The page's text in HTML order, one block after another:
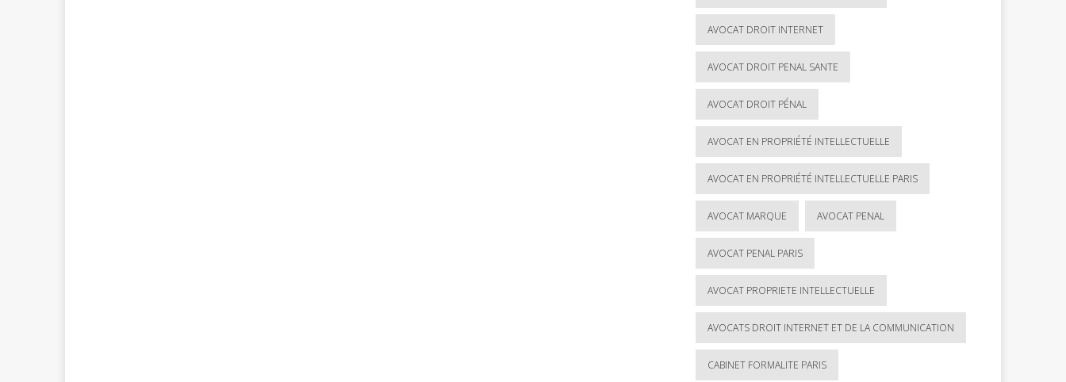
AVOCAT DROIT INTERNET
AVOCAT DROIT PENAL SANTE
AVOCAT DROIT PÉNAL
AVOCAT EN PROPRIÉTÉ INTELLECTUELLE
AVOCAT EN PROPRIÉTÉ INTELLECTUELLE PARIS
AVOCAT MARQUE AVOCAT PENAL
AVOCAT PENAL PARIS
AVOCAT PROPRIETE INTELLECTUELLE
AVOCATS DROIT INTERNET ET DE LA COMMUNICATION
CABINET FORMALITE PARIS